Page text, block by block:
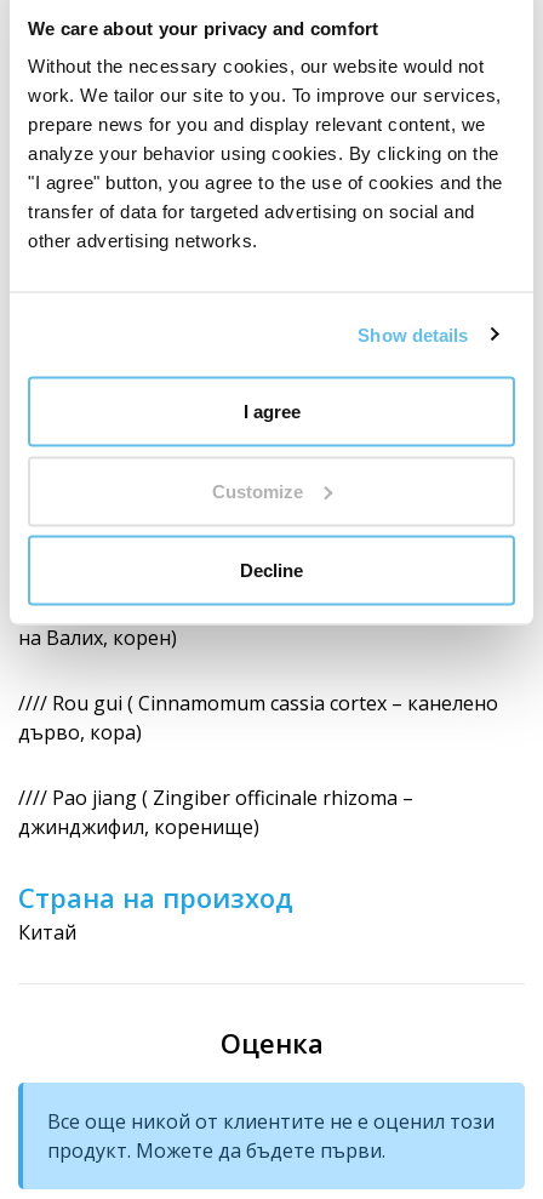
We care about your privacy and comfort
Without the necessary cookies, our website would not
work. We tailor our site to you. To improve our services,
prepare news for you and display relevant content, we
analyze your behavior using cookies. By clicking on the
"I agree" button, you agree to the use of cookies and the
transfer of data for targeted advertising on social and
other advertising networks.
Show details
I agree
Customize
Decline
Съставки
//// Pu huang ( Pollinis – цветен прашец)
//// Dang gui ( Angelica sinensis radix – китайска
ангелика, корен)
//// Chi shao ( Paeonia lactiflora radix – китайски
//// Mo yao ( Commiphora myrrha resina – истинска
смирна, лепилна смола)
копър, плод)
//// Chuan xiong ( Ligusticum striatum radix – коприва
на Валих, корен)
//// Rou gui ( Cinnamomum cassia cortex – канелено
дърво, кора)
//// Pao jiang ( Zingiber officinale rhizoma –
джинджифил, коренище)
Страна на произход
Китай
Оценка
Все още никой от клиентите не е оценил този
продукт. Можете да бъдете първи.